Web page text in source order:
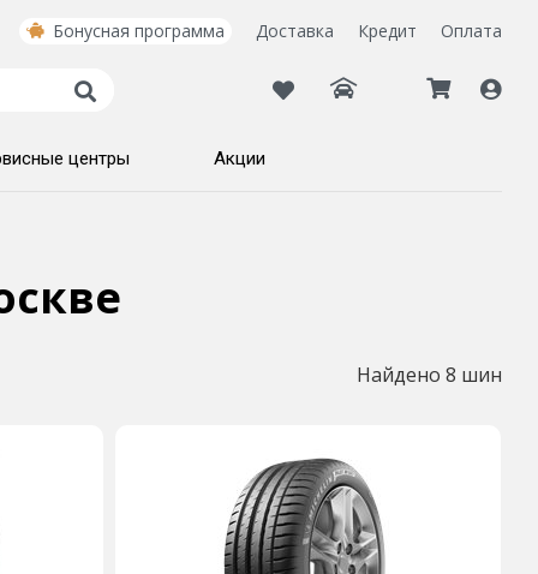
Бонусная программа Доставка Кредит Оплата
центры Акции
Найдено 8 шин